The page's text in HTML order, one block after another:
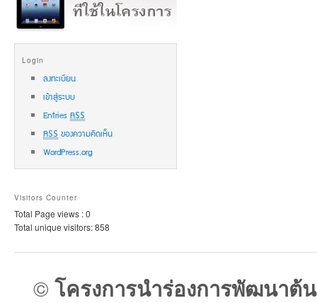
Login
ลงทะเบียน
เข้าสู่ระบบ
Entries RSS
RSS ของความคิดเห็น
WordPress.org
Visitors Counter
Total Page views : 0
Total unique visitors: 858
© โครงการนำร่องการพัฒนาต้